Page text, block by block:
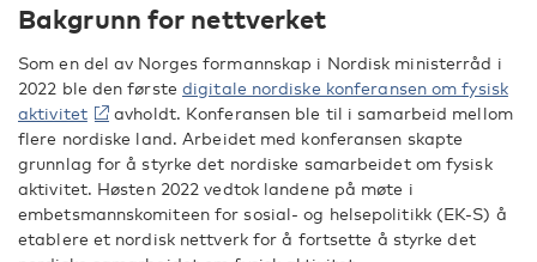
Bakgrunn for nettverket
Som en del av Norges formannskap i Nordisk ministerråd i
2022 ble den første digitale nordiske konferansen om fysisk
aktivitet
avholdt. Konferansen ble til i samarbeid mellom
flere nordiske land. Arbeidet med konferansen skapte
grunnlag for å styrke det nordiske samarbeidet om fysisk
aktivitet. Høsten 2022 vedtok landene på møte i
embetsmannskomiteen for sosial- og helsepolitikk (EK-S) å
etablere et nordisk nettverk for å fortsette å styrke det